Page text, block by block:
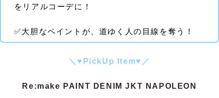
をリアルコーデに！
✅大胆なペイントが、道ゆく人の目線を奪う！
＼♥PickUp Item♥／
Re:make PAINT DENIM JKT NAPOLEON